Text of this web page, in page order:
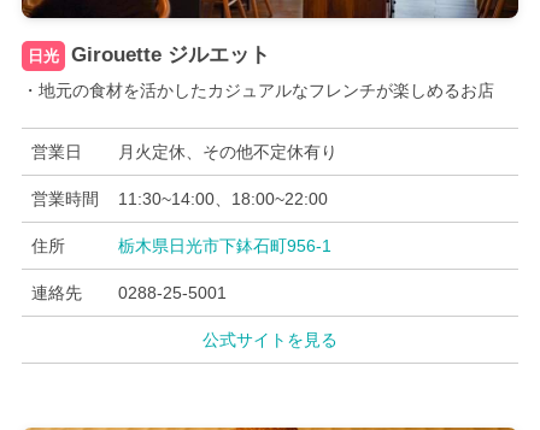
日光 Girouette ジルエット
・地元の食材を活かしたカジュアルなフレンチが楽しめるお店
営業日 月火定休、その他不定休有り
営業時間 11:30~14:00、18:00~22:00
住所 栃木県日光市下鉢石町956-1
連絡先 0288-25-5001
公式サイトを見る